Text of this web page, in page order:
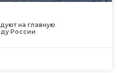
на главную
России